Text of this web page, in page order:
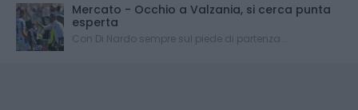
Mercato - Occhio a Valzania, si cerca punta
esperta
Con Di Nardo sempre sul piede di partenza...